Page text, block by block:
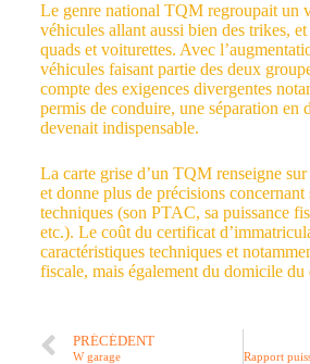
Le genre national TQM regroupait un
véhicules allant aussi bien des trikes,
quads et voiturettes. Avec
véhicules faisant partie des deux
compte des exigences divergentes
permis de conduire, une séparation en
devenait indispensable.
La carte grise d’un TQM renseigne
et donne plus de précisions concernant
techniques (son PTAC, sa puissance
etc.). Le coût du certificat
caractéristiques techniques et
fiscale, mais également du domicile du
PRÉCÉDENT
W garage